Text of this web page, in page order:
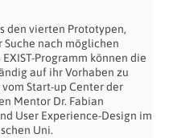
den vierten Prototypen,
nach möglichen
Programm können die
auf ihr Vorhaben zu
Start-up Center der
Mentor Dr. Fabian
User Experience-Design im
Uni.